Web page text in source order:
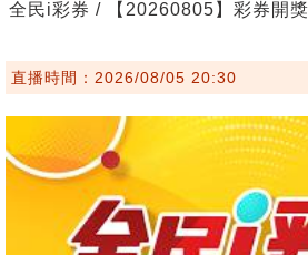
全民i彩券 / 【20260805】彩券開獎
直播時間：2026/08/05 20:30